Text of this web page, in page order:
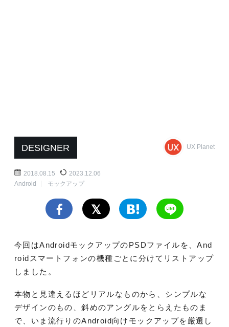
DESIGNER UX Planet
2018.08.15
2023.12.06
Android
モックアップ
今回はAndroidモックアップのPSDファイルを、And
roidスマートフォンの機種ごとに分けてリストアップ
しました。
本物と見違えるほどリアルなものから、シンプルな
デザインのもの、斜めのアングルをとらえたものま
で、いま流行りのAndroid向けモックアップを厳選し